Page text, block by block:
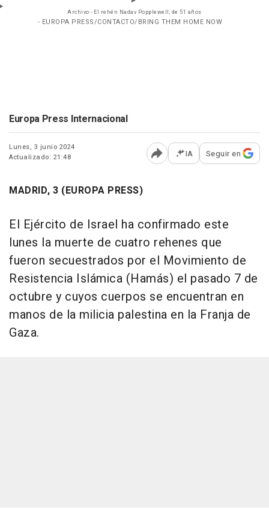
Archivo - El rehén Nadav Popplewell, de 51 años
- EUROPA PRESS/CONTACTO/BRING THEM HOME NOW
Europa Press Internacional
Lunes, 3 junio 2024
Actualizado: 21:48
Abrir opciones para
IA Seguir en
MADRID, 3 (EUROPA PRESS)
El Ejército de Israel ha confirmado este
lunes la muerte de cuatro rehenes que
fueron secuestrados por el Movimiento de
Resistencia Islámica (Hamás) el pasado 7 de
octubre y cuyos cuerpos se encuentran en
manos de la milicia palestina en la Franja de
Gaza.